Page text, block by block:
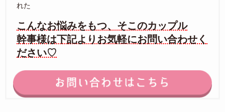
れた
こんなお悩みをもつ、そこのカップル
幹事様は下記よりお気軽にお問い合わせく
ださい♡